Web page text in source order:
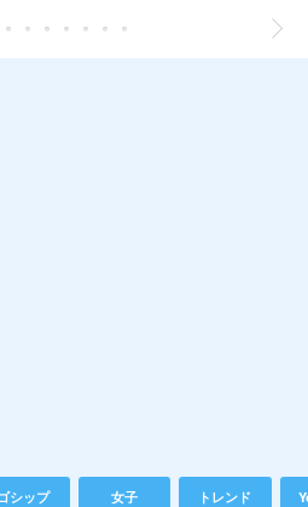
シップ 女子 トレンド